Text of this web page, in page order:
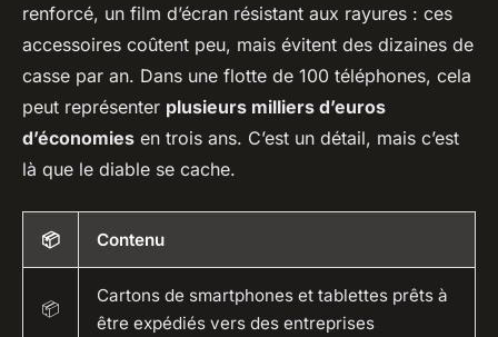
renforcé, un film d’écran résistant aux rayures : ces
accessoires coûtent peu, mais évitent des dizaines de
casse par an. Dans une flotte de 100 téléphones, cela
peut représenter plusieurs milliers d’euros
d’économies en trois ans. C’est un détail, mais c’est
là que le diable se cache.
📦 Contenu
📦
Cartons de smartphones et tablettes prêts à
être expédiés vers des entreprises